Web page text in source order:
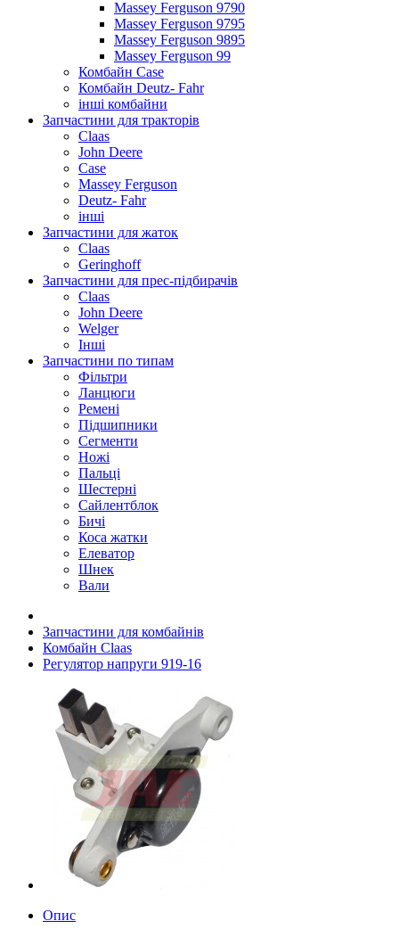
Massey Ferguson 9790
Massey Ferguson 9795
Massey Ferguson 9895
Massey Ferguson 99
Комбайн Case
Комбайн Deutz- Fahr
інші комбайни
Запчастини для тракторів
Claas
John Deere
Case
Massey Ferguson
Deutz- Fahr
інші
Запчастини для жаток
Claas
Geringhoff
Запчастини для прес-підбирачів
Claas
John Deere
Welger
Інші
Запчастини по типам
Фільтри
Ланцюги
Ремені
Підшипники
Сегменти
Ножі
Пальці
Шестерні
Сайлентблок
Бичі
Коса жатки
Елеватор
Шнек
Вали
Запчастини для комбайнів
Комбайн Claas
Регулятор напруги 919-16
Опис